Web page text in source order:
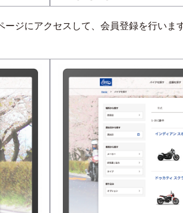
ジにアクセスして、会員登録を行いま